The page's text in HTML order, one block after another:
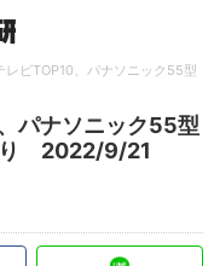
レビTOP10、パナソニック55型
パナソニック55型
り 2022/9/21